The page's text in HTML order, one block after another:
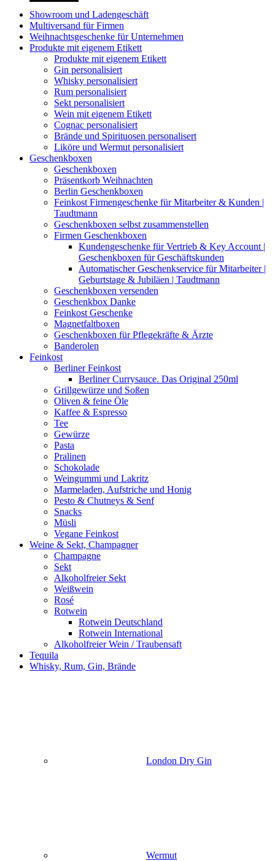
Showroom und Ladengeschäft
Multiversand für Firmen
Weihnachtsgeschenke für Unternehmen
Produkte mit eigenem Etikett
Produkte mit eigenem Etikett
Gin personalisiert
Whisky personalisiert
Rum personalisiert
Sekt personalisiert
Wein mit eigenem Etikett
Cognac personalisiert
Brände und Spirituosen personalisert
Liköre und Wermut personalisiert
Geschenkboxen
Geschenkboxen
Präsentkorb Weihnachten
Berlin Geschenkboxen
Feinkost Firmengeschenke für Mitarbeiter & Kunden |
Taudtmann
Geschenkboxen selbst zusammenstellen
Firmen Geschenkboxen
Kundengeschenke für Vertrieb & Key Account |
Geschenkboxen für Geschäftskunden
Automatischer Geschenkservice für Mitarbeiter |
Geburtstage & Jubiläen | Taudtmann
Geschenkboxen versenden
Geschenkbox Danke
Feinkost Geschenke
Magnetfaltboxen
Geschenkboxen für Pflegekräfte & Ärzte
Banderolen
Feinkost
Berliner Feinkost
Berliner Currysauce. Das Original 250ml
Grillgewürze und Soßen
Oliven & feine Öle
Kaffee & Espresso
Tee
Gewürze
Pasta
Pralinen
Schokolade
Weingummi und Lakritz
Marmeladen, Aufstriche und Honig
Pesto & Chutneys & Senf
Snacks
Müsli
Vegane Feinkost
Weine & Sekt, Champagner
Champagne
Sekt
Alkoholfreier Sekt
Weißwein
Rosé
Rotwein
Rotwein Deutschland
Rotwein International
Alkoholfreier Wein / Traubensaft
Tequila
Whisky, Rum, Gin, Brände
London Dry Gin
Wermut